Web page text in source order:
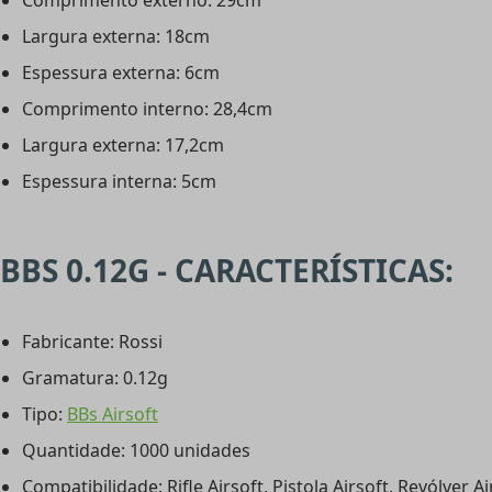
Largura externa: 18cm
Espessura externa: 6cm
Comprimento interno: 28,4cm
Largura externa: 17,2cm
Espessura interna: 5cm
BBS 0.12G - CARACTERÍSTICAS:
Fabricante: Rossi
Gramatura: 0.12g
Tipo: BBs Airsoft
Quantidade: 1000 unidades
Compatibilidade: Rifle Airsoft, Pistola Airsoft, Revólver